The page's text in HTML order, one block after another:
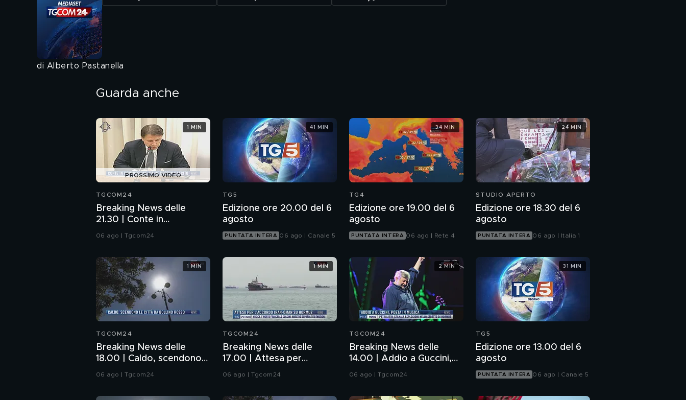
di Alberto Pastanella
Guarda anche
PROSSIMO VIDEO
TGCOM24
Breaking News delle
21.30 | Conte in
Commissione: da me
06 ago | Tgcom24
1 MIN
TG5
Edizione ore 20.00 del 6
agosto
PUNTATA INTERA 06 ago | Canale 5
41 MIN
TG4
Edizione ore 19.00 del 6
agosto
PUNTATA INTERA 06 ago | Rete 4
34 MIN
STUDIO APERTO
Edizione ore 18.30 del 6
agosto
PUNTATA INTERA 06 ago | Italia 1
24 MIN
TGCOM24
Breaking News delle
18.00 | Caldo, scendono
le città da bollino rosso
06 ago | Tgcom24
1 MIN
TGCOM24
Breaking News delle
17.00 | Attesa per
l'accordo Iran-Oman su
06 ago | Tgcom24
1 MIN
TGCOM24
Breaking News delle
14.00 | Addio a Guccini,
poeta in musica
06 ago | Tgcom24
2 MIN
TG5
Edizione ore 13.00 del 6
agosto
PUNTATA INTERA 06 ago | Canale 5
31 MIN